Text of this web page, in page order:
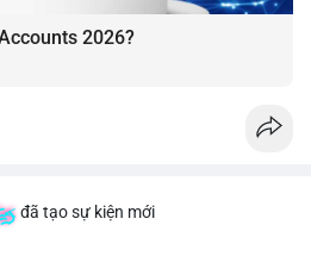
2026?
đã tạo sự kiện mới